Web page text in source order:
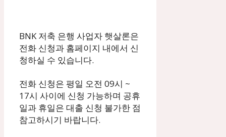
BNK 저축 은행 사업자 햇살론은
전화 신청과 홈페이지 내에서 신
청하실 수 있습니다.
전화 신청은 평일 오전 09시 ~
17시 사이에 신청 가능하며 공휴
일과 휴일은 대출 신청 불가한 점
참고하시기 바랍니다.